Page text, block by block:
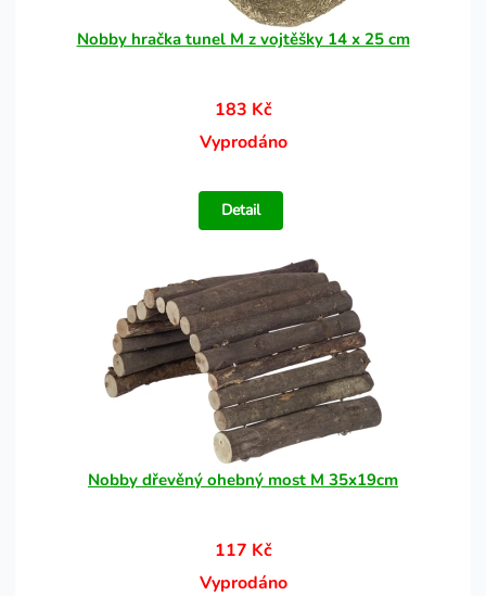
Nobby hračka tunel M z vojtěšky 14 x 25 cm
183 Kč
Vyprodáno
Detail
Nobby dřevěný ohebný most M 35x19cm
117 Kč
Vyprodáno